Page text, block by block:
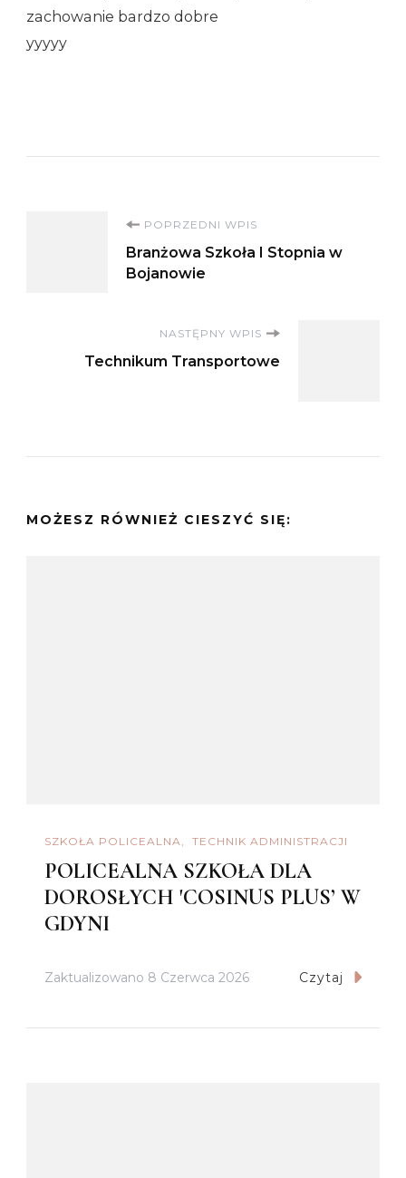
zachowanie bardzo dobre
yyyyy
Nawigacja
wpisu
POPRZEDNI WPIS
Branżowa Szkoła I Stopnia w
Bojanowie
NASTĘPNY WPIS
Technikum Transportowe
MOŻESZ RÓWNIEŻ CIESZYĆ SIĘ:
SZKOŁA POLICEALNA TECHNIK ADMINISTRACJI
POLICEALNA SZKOŁA DLA
DOROSŁYCH 'COSINUS PLUS’ W
GDYNI
Zaktualizowano 8 Czerwca 2026 Czytaj